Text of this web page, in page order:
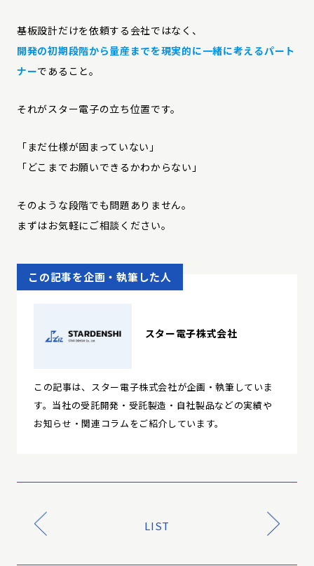
基板設計だけを依頼する会社ではなく、
開発の初期段階から量産までを現実的に一緒に考えるパート
ナーであること。
それがスター電子の立ち位置です。
「まだ仕様が固まっていない」
「どこまでお願いできるかわからない」
そのような段階でも問題ありません。
まずはお気軽にご相談ください。
この記事を企画・執筆した人
スター電子株式会社
この記事は、スター電子株式会社が企画・執筆していま
す。当社の受託開発・受託製造・自社製品などの実績や
お知らせ・関連コラムをご紹介しています。
LIST